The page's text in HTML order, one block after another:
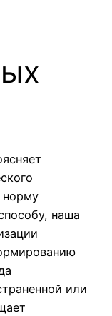
норму
наша
или